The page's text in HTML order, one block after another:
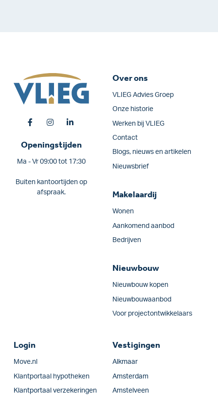
Openingstijden
Ma - Vr 09:00 tot 17:30
Buiten kantoortijden op
afspraak.
Over ons
VLIEG Advies Groep
Onze historie
Werken bij VLIEG
Contact
Blogs, nieuws en artikelen
Nieuwsbrief
Makelaardij
Wonen
Aankomend aanbod
Bedrijven
Nieuwbouw
Nieuwbouw kopen
Nieuwbouwaanbod
Voor projectontwikkelaars
Login
Move.nl
Klantportaal hypotheken
Klantportaal verzekeringen
Vestigingen
Alkmaar
Amsterdam
Amstelveen